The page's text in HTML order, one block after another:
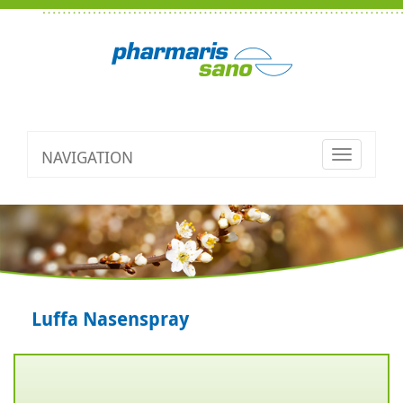
NAVIGATION
Toggle
Luffa Nasenspray